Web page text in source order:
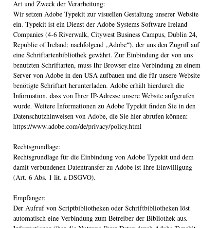
Art und Zweck der Verarbeitung:
Wir setzen Adobe Typekit zur visuellen Gestaltung unserer Website
ein. Typekit ist ein Dienst der Adobe Systems Software Ireland
Companies (4-6 Riverwalk, Citywest Business Campus, Dublin 24,
Republic of Ireland; nachfolgend „Adobe“), der uns den Zugriff auf
eine Schriftartenbibliothek gewährt. Zur Einbindung der von uns
benutzten Schriftarten, muss Ihr Browser eine Verbindung zu einem
Server von Adobe in den USA aufbauen und die für unsere Website
benötigte Schriftart herunterladen. Adobe erhält hierdurch die
Information, dass von Ihrer IP-Adresse unsere Website aufgerufen
wurde. Weitere Informationen zu Adobe Typekit finden Sie in den
Datenschutzhinweisen von Adobe, die Sie hier abrufen können:
https://www.adobe.com/de/privacy/policy.html
Rechtsgrundlage:
Rechtsgrundlage für die Einbindung von Adobe Typekit und dem
damit verbundenen Datentransfer zu Adobe ist Ihre Einwilligung
(Art. 6 Abs. 1 lit. a DSGVO).
Empfänger:
Der Aufruf von Scriptbibliotheken oder Schriftbibliotheken löst
automatisch eine Verbindung zum Betreiber der Bibliothek aus.